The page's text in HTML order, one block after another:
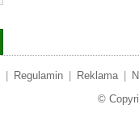
Regulamin Reklama
©